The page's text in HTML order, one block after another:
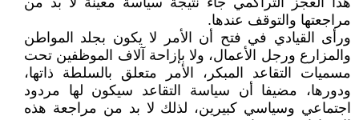
مراجعتها والتوقف عندها.
ورأى القيادي في فتح أن الأمر لا يكون بجلد المواطن
والمزارع ورجل الأعمال، ولا بإزاحة آلاف الموظفين تحت
مسميات التقاعد المبكر، الأمر متعلق بالسلطة ذاتها،
ودورها، مضيفا أن سياسة التقاعد سيكون لها مردود
اجتماعي وسياسي كبيرين، لذلك لا بد من مراجعة هذه